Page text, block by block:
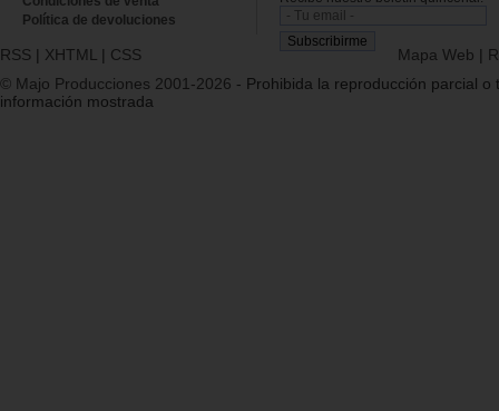
Política de devoluciones
RSS | XHTML | CSS Mapa Web |
© Majo Producciones 2001-2026 - Prohibida la reproducción parcial o
información mostrada